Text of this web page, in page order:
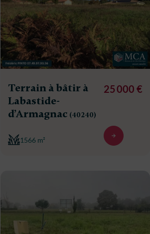
Terrain à bâtir à
Labastide-
d’Armagnac (40240)
1566 m²
25 000 €